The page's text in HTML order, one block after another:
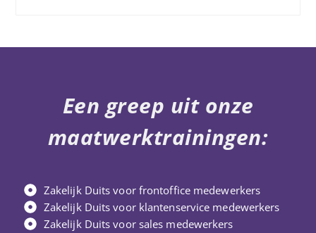
Een greep uit onze
maatwerktrainingen:
Zakelijk Duits voor frontoffice medewerkers
Zakelijk Duits voor klantenservice medewerkers
Zakelijk Duits voor sales medewerkers